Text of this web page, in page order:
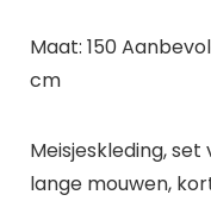
Maat: 150
cm
Meisjeskleding,
lange mouwen,